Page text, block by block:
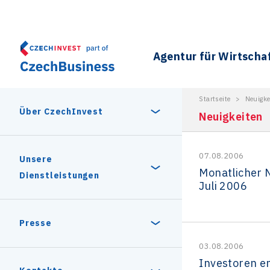
Agentur für
Über CzechInvest
Über uns
Geschichte
Unsere
Dienstleistungen
Gründe zu investieren
Unternehmen in der
Presse
Startseite >
Neuigkeiten
07.08.2006
Monatlicher
Juli 2006
03.08.2006
Investoren